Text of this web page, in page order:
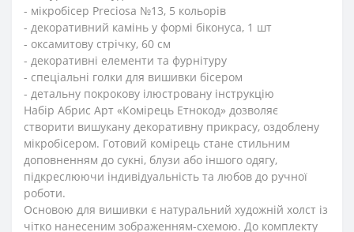
- мікробісер Preciosa №13, 5 кольорів
- декоративний камінь у формі біконуса, 1 шт
- оксамитову стрічку, 60 см
- декоративні елементи та фурнітуру
- спеціальні голки для вишивки бісером
- детальну покрокову ілюстровану інструкцію
Набір Абрис Арт «Комірець Етнокод» дозволяє
створити вишукану декоративну прикрасу, оздоблену
мікробісером. Готовий комірець стане стильним
доповненням до сукні, блузи або іншого одягу,
підкреслюючи індивідуальність та любов до ручної
роботи.
Основою для вишивки є натуральний художній холст із
чітко нанесеним зображенням-схемою. До комплекту